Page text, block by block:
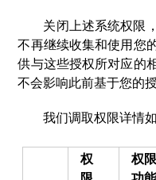
关闭上述系统权限
不再继续收集和使用您
供与这些授权所对应的
不会影响此前基于您的
我们调取权限详情